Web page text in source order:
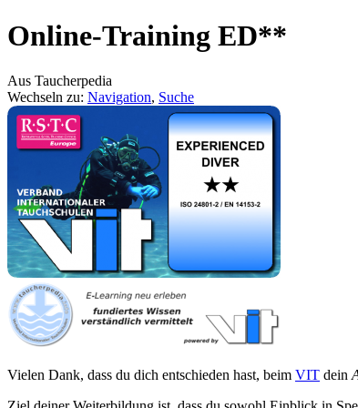
Online-Training ED**
Aus Taucherpedia
Wechseln zu: Navigation, Suche
Vielen Dank, dass du dich entschieden hast, beim VIT dein